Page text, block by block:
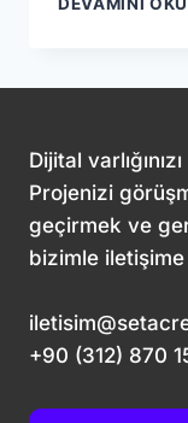
DEVAMINI OKU
Dijital
Projenizi
geçirmek ve
bizimle
+90 (312) 870